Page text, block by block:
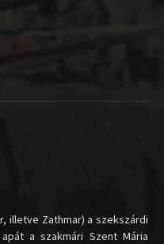
illetve Zathmar) a szekszárdi
a szakmári Szent Mária